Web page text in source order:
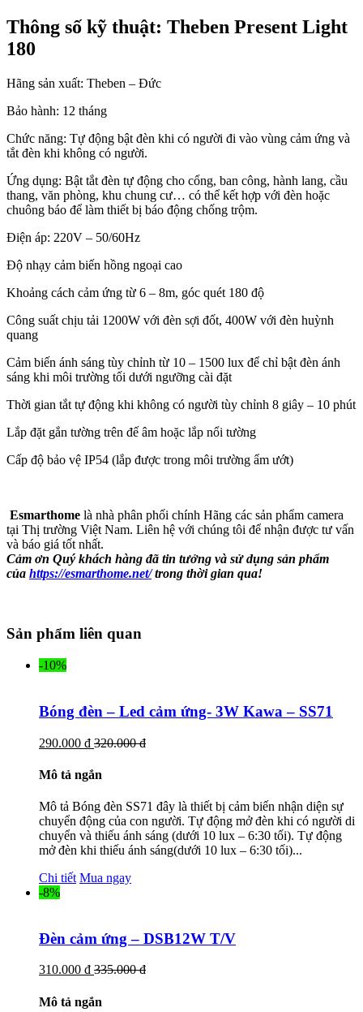
Thông số kỹ thuật: Theben Present Light
180
Hãng sản xuất: Theben – Đức
Bảo hành: 12 tháng
Chức năng: Tự động bật đèn khi có người đi vào vùng cảm ứng và
tắt đèn khi không có người.
Ứng dụng: Bật tắt đèn tự động cho cổng, ban công, hành lang, cầu
thang, văn phòng, khu chung cư… có thể kết hợp với đèn hoặc
chuông báo để làm thiết bị báo động chống trộm.
Điện áp: 220V – 50/60Hz
Độ nhạy cảm biến hồng ngoại cao
Khoảng cách cảm ứng từ 6 – 8m, góc quét 180 độ
Công suất chịu tải 1200W với đèn sợi đốt, 400W với đèn huỳnh
quang
Cảm biến ánh sáng tùy chỉnh từ 10 – 1500 lux để chỉ bật đèn ánh
sáng khi môi trường tối dưới ngưỡng cài đặt
Thời gian tắt tự động khi không có người tùy chỉnh 8 giây – 10 phút
Lắp đặt gắn tường trên đế âm hoặc lắp nổi tường
Cấp độ bảo vệ IP54 (lắp được trong môi trường ẩm ướt)
Esmarthome là nhà phân phối chính Hãng các sản phẩm camera
tại Thị trường Việt Nam. Liên hệ với chúng tôi để nhận được tư vấn
và báo giá tốt nhất.
Cảm ơn Quý khách hàng đã tin tưởng và sử dụng sản phẩm
của https://esmarthome.net/trong thời gian qua!
Sản phẩm liên quan
-10%
Bóng đèn – Led cảm ứng- 3W Kawa – SS71
290.000 đ 320.000 đ
Mô tả ngắn
Mô tả Bóng đèn SS71 đây là thiết bị cảm biến nhận diện sự
chuyển động của con người. Tự động mở đèn khi có người di
chuyển và thiếu ánh sáng (dưới 10 lux – 6:30 tối). Tự động
mở đèn khi thiếu ánh sáng(dưới 10 lux – 6:30 tối)...
Chi tiết Mua ngay
-8%
Đèn cảm ứng – DSB12W T/V
310.000 đ 335.000 đ
Mô tả ngắn